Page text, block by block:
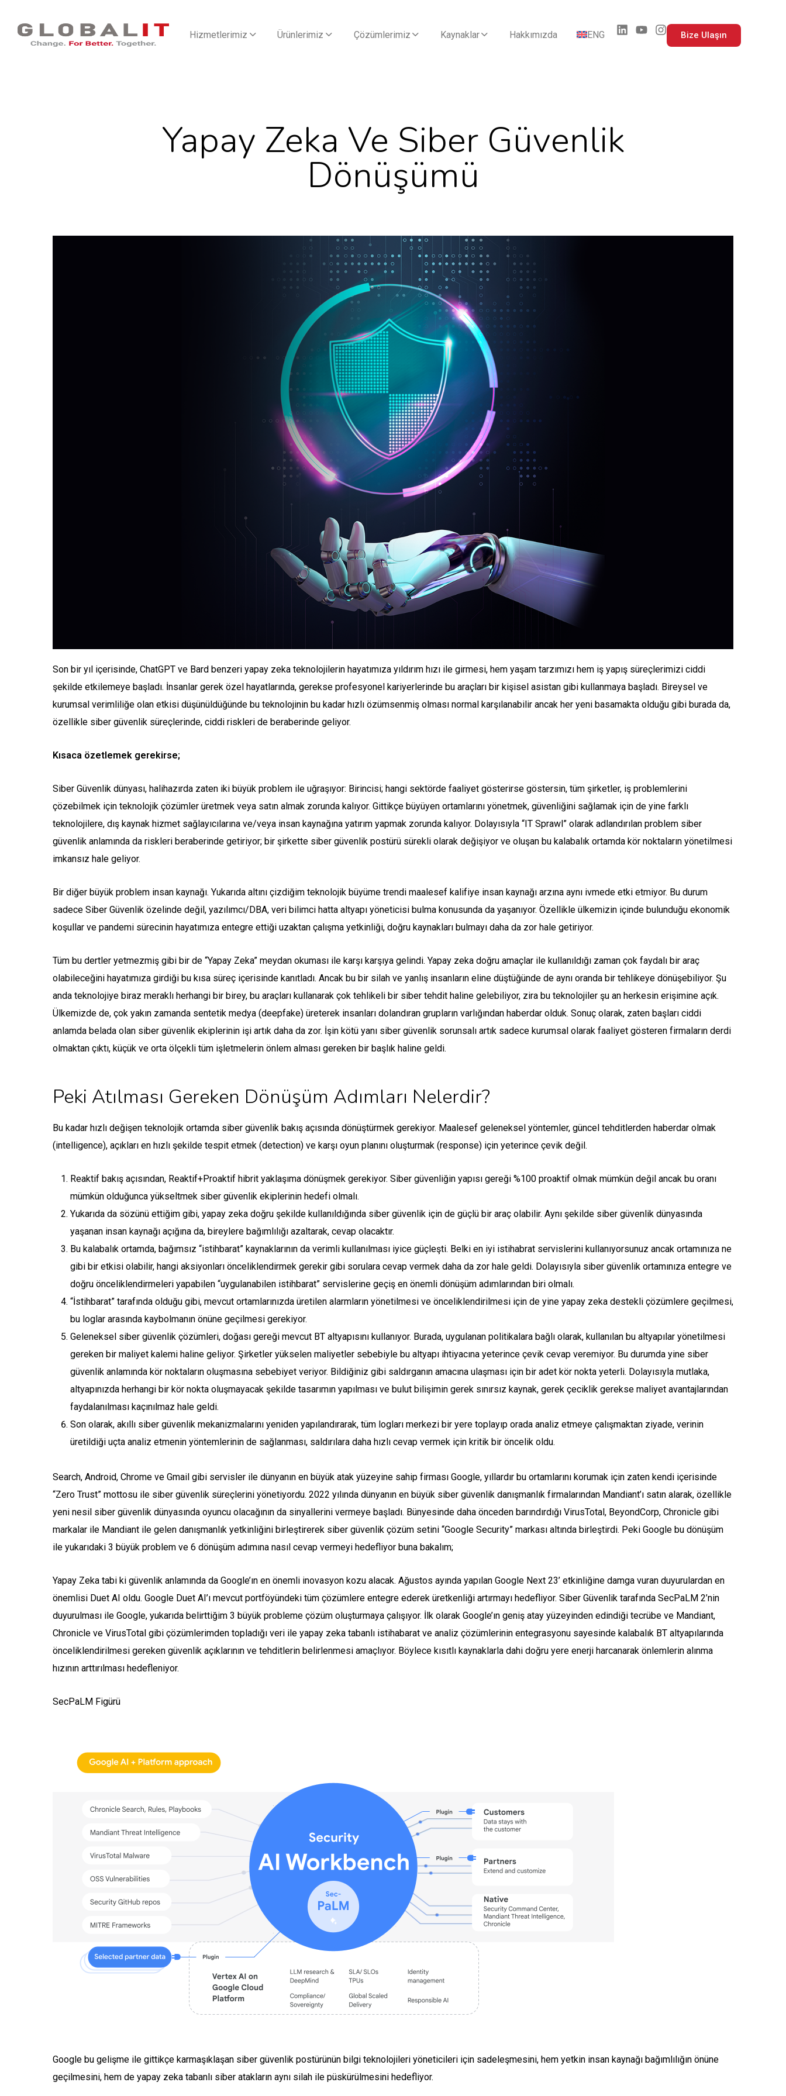
Hizmetlerimiz Ürünlerimiz Çözümlerimiz Kaynaklar Hakkımızda ENG Bize Ulaşın
Yapay Zeka Ve Siber Güvenlik
Dönüşümü
Son bir yıl içerisinde, ChatGPT ve Bard benzeri yapay zeka teknolojilerin hayatımıza yıldırım hızı ile girmesi, hem yaşam tarzımızı hem iş yapış süreçlerimizi ciddi
şekilde etkilemeye başladı. İnsanlar gerek özel hayatlarında, gerekse profesyonel kariyerlerinde bu araçları bir kişisel asistan gibi kullanmaya başladı. Bireysel ve
kurumsal verimliliğe olan etkisi düşünüldüğünde bu teknolojinin bu kadar hızlı özümsenmiş olması normal karşılanabilir ancak her yeni basamakta olduğu gibi burada da,
özellikle siber güvenlik süreçlerinde, ciddi riskleri de beraberinde geliyor.
Kısaca özetlemek gerekirse;
Siber Güvenlik dünyası, halihazırda zaten iki büyük problem ile uğraşıyor: Birincisi; hangi sektörde faaliyet gösterirse göstersin, tüm şirketler, iş problemlerini
çözebilmek için teknolojik çözümler üretmek veya satın almak zorunda kalıyor. Gittikçe büyüyen ortamlarını yönetmek, güvenliğini sağlamak için de yine farklı
teknolojilere, dış kaynak hizmet sağlayıcılarına ve/veya insan kaynağına yatırım yapmak zorunda kalıyor. Dolayısıyla “IT Sprawl” olarak adlandırılan problem siber
güvenlik anlamında da riskleri beraberinde getiriyor; bir şirkette siber güvenlik postürü sürekli olarak değişiyor ve oluşan bu kalabalık ortamda kör noktaların yönetilmesi
imkansız hale geliyor.
Bir diğer büyük problem insan kaynağı. Yukarıda altını çizdiğim teknolojik büyüme trendi maalesef kalifiye insan kaynağı arzına aynı ivmede etki etmiyor. Bu durum
sadece Siber Güvenlik özelinde değil, yazılımcı/DBA, veri bilimci hatta altyapı yöneticisi bulma konusunda da yaşanıyor. Özellikle ülkemizin içinde bulunduğu ekonomik
koşullar ve pandemi sürecinin hayatımıza entegre ettiği uzaktan çalışma yetkinliği, doğru kaynakları bulmayı daha da zor hale getiriyor.
Tüm bu dertler yetmezmiş gibi bir de “Yapay Zeka” meydan okuması ile karşı karşıya gelindi. Yapay zeka doğru amaçlar ile kullanıldığı zaman çok faydalı bir araç
olabileceğini hayatımıza girdiği bu kısa süreç içerisinde kanıtladı. Ancak bu bir silah ve yanlış insanların eline düştüğünde de aynı oranda bir tehlikeye dönüşebiliyor. Şu
anda teknolojiye biraz meraklı herhangi bir birey, bu araçları kullanarak çok tehlikeli bir siber tehdit haline gelebiliyor, zira bu teknolojiler şu an herkesin erişimine açık.
Ülkemizde de, çok yakın zamanda sentetik medya (deepfake) üreterek insanları dolandıran grupların varlığından haberdar olduk. Sonuç olarak, zaten başları ciddi
anlamda belada olan siber güvenlik ekiplerinin işi artık daha da zor. İşin kötü yanı siber güvenlik sorunsalı artık sadece kurumsal olarak faaliyet gösteren firmaların derdi
olmaktan çıktı, küçük ve orta ölçekli tüm işletmelerin önlem alması gereken bir başlık haline geldi.
Peki Atılması Gereken Dönüşüm Adımları Nelerdir?
Bu kadar hızlı değişen teknolojik ortamda siber güvenlik bakış açısında dönüştürmek gerekiyor. Maalesef geleneksel yöntemler, güncel tehditlerden haberdar olmak
(intelligence), açıkları en hızlı şekilde tespit etmek (detection) ve karşı oyun planını oluşturmak (response) için yeterince çevik değil.
Reaktif bakış açısından, Reaktif+Proaktif hibrit yaklaşıma dönüşmek gerekiyor. Siber güvenliğin yapısı gereği %100 proaktif olmak mümkün değil ancak bu oranı
mümkün olduğunca yükseltmek siber güvenlik ekiplerinin hedefi olmalı.
Yukarıda da sözünü ettiğim gibi, yapay zeka doğru şekilde kullanıldığında siber güvenlik için de güçlü bir araç olabilir. Aynı şekilde siber güvenlik dünyasında
yaşanan insan kaynağı açığına da, bireylere bağımlılığı azaltarak, cevap olacaktır.
Bu kalabalık ortamda, bağımsız “istihbarat” kaynaklarının da verimli kullanılması iyice güçleşti. Belki en iyi istihabrat servislerini kullanıyorsunuz ancak ortamınıza ne
gibi bir etkisi olabilir, hangi aksiyonları önceliklendirmek gerekir gibi sorulara cevap vermek daha da zor hale geldi. Dolayısıyla siber güvenlik ortamınıza entegre ve
doğru önceliklendirmeleri yapabilen “uygulanabilen istihbarat” servislerine geçiş en önemli dönüşüm adımlarından biri olmalı.
“İstihbarat” tarafında olduğu gibi, mevcut ortamlarınızda üretilen alarmların yönetilmesi ve önceliklendirilmesi için de yine yapay zeka destekli çözümlere geçilmesi,
bu loglar arasında kaybolmanın önüne geçilmesi gerekiyor.
Geleneksel siber güvenlik çözümleri, doğası gereği mevcut BT altyapısını kullanıyor. Burada, uygulanan politikalara bağlı olarak, kullanılan bu altyapılar yönetilmesi
gereken bir maliyet kalemi haline geliyor. Şirketler yükselen maliyetler sebebiyle bu altyapı ihtiyacına yeterince çevik cevap veremiyor. Bu durumda yine siber
güvenlik anlamında kör noktaların oluşmasına sebebiyet veriyor. Bildiğiniz gibi saldırganın amacına ulaşması için bir adet kör nokta yeterli. Dolayısıyla mutlaka,
altyapınızda herhangi bir kör nokta oluşmayacak şekilde tasarımın yapılması ve bulut bilişimin gerek sınırsız kaynak, gerek çeciklik gerekse maliyet avantajlarından
faydalanılması kaçınılmaz hale geldi.
Son olarak, akıllı siber güvenlik mekanizmalarını yeniden yapılandırarak, tüm logları merkezi bir yere toplayıp orada analiz etmeye çalışmaktan ziyade, verinin
üretildiği uçta analiz etmenin yöntemlerinin de sağlanması, saldırılara daha hızlı cevap vermek için kritik bir öncelik oldu.
Search, Android, Chrome ve Gmail gibi servisler ile dünyanın en büyük atak yüzeyine sahip firması Google, yıllardır bu ortamlarını korumak için zaten kendi içerisinde
“Zero Trust” mottosu ile siber güvenlik süreçlerini yönetiyordu. 2022 yılında dünyanın en büyük siber güvenlik danışmanlık firmalarından Mandiant’ı satın alarak, özellikle
yeni nesil siber güvenlik dünyasında oyuncu olacağının da sinyallerini vermeye başladı. Bünyesinde daha önceden barındırdığı VirusTotal, BeyondCorp, Chronicle gibi
markalar ile Mandiant ile gelen danışmanlık yetkinliğini birleştirerek siber güvenlik çözüm setini “Google Security” markası altında birleştirdi. Peki Google bu dönüşüm
ile yukarıdaki 3 büyük problem ve 6 dönüşüm adımına nasıl cevap vermeyi hedefliyor buna bakalım;
Yapay Zeka tabi ki güvenlik anlamında da Google’ın en önemli inovasyon kozu alacak. Ağustos ayında yapılan Google Next 23’ etkinliğine damga vuran duyurulardan en
önemlisi Duet AI oldu. Google Duet AI’ı mevcut portföyündeki tüm çözümlere entegre ederek üretkenliği artırmayı hedefliyor. Siber Güvenlik tarafında SecPaLM 2’nin
duyurulması ile Google, yukarıda belirttiğim 3 büyük probleme çözüm oluşturmaya çalışıyor. İlk olarak Google’ın geniş atay yüzeyinden edindiği tecrübe ve Mandiant,
Chronicle ve VirusTotal gibi çözümlerimden topladığı veri ile yapay zeka tabanlı istihabarat ve analiz çözümlerinin entegrasyonu sayesinde kalabalık BT altyapılarında
önceliklendirilmesi gereken güvenlik açıklarının ve tehditlerin belirlenmesi amaçlıyor. Böylece kısıtlı kaynaklarla dahi doğru yere enerji harcanarak önlemlerin alınma
hızının arttırılması hedefleniyor.
SecPaLM Figürü
Google bu gelişme ile gittikçe karmaşıklaşan siber güvenlik postürünün bilgi teknolojileri yöneticileri için sadeleşmesini, hem yetkin insan kaynağı bağımlılığın önüne
geçilmesini, hem de yapay zeka tabanlı siber atakların aynı silah ile püskürülmesini hedefliyor.